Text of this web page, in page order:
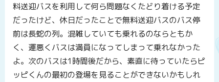
料送迎バスを利用して何ら問題なくたどり着ける予定
だったけど、休日だったことで無料送迎バスのバス停
前は長蛇の列。混雑していても乗れるのならともか
く、運悪くバスは満員になってしまって乗れなかった
よ。次のバスは1時間後だから、素直に待っていたらピ
ッピくんの最初の登場を見ることができないかもしれ